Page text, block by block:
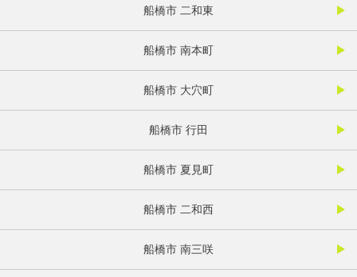
船橋市 二和東
船橋市 南本町
船橋市 大穴町
船橋市 行田
船橋市 夏見町
船橋市 二和西
船橋市 南三咲